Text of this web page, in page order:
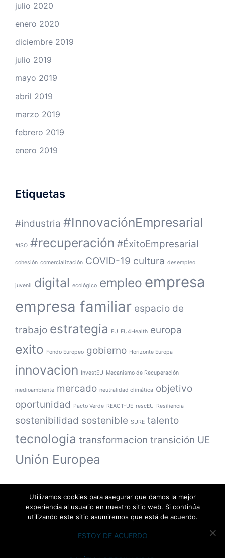
julio 2020
enero 2020
diciembre 2019
julio 2019
mayo 2019
abril 2019
marzo 2019
febrero 2019
enero 2019
Etiquetas
#industria #InnovaciónEmpresarial
#ISO #recuperación #ÉxitoEmpresarial
cohesión comercialización COVID-19 cultura desempleo
juvenil digital ecológico empleo empresa
empresa familiar espacio de
trabajo estrategia EU EU4Health europa
exito Fondo Europeo gobierno Horizonte Europa
innovacion InvestEU Mecanismo de Recuperación
medioambiente mercado neutralidad climática objetivo
oportunidad
Pacto Verde REACT-UE rescEU Resiliencia
sostenibilidad sostenible SURE talento
tecnologia transformacion transición UE
Unión Europea
Utilizamos cookies para asegurar que damos la mejor
experiencia al usuario en nuestro sitio web. Si continúa
utilizando este sitio asumiremos que está de acuerdo.
ESTOY DE ACUERDO